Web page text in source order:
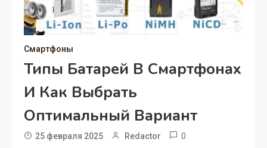
Смартфоны
Типы Батарей В Смартфонах
И Как Выбрать
Оптимальный Вариант
25 февраля 2025 Redactor 0